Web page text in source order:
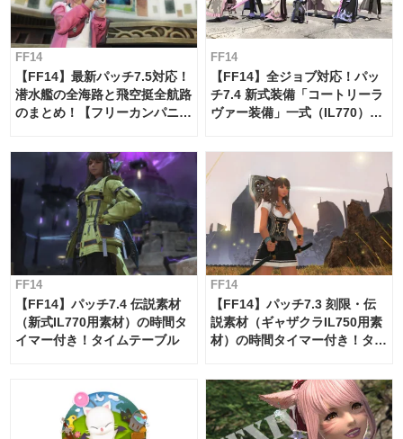
FF14
【FF14】最新パッチ7.5対応！
潜水艦の全海路と飛空挺全航路
のまとめ！【フリーカンパニ
FF14
【FF14】全ジョブ対応！パッ
チ7.4 新式装備「コートリーラ
ヴァー装備」一式（IL770）の
FF14
【FF14】パッチ7.4 伝説素材
（新式IL770用素材）の時間タ
イマー付き！タイムテーブル
FF14
【FF14】パッチ7.3 刻限・伝
説素材（ギャザクラIL750用素
材）の時間タイマー付き！タイ